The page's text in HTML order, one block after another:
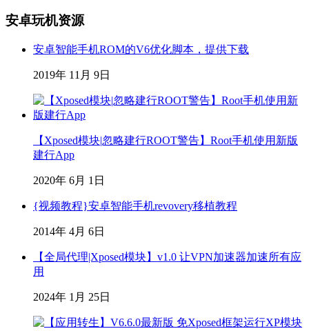
安卓玩机资源
安卓智能手机ROM的V6优化脚本，提供下载
2019年 11月 9日
【Xposed模块|忽略建行ROOT警告】Root手机使用新版
建行App
2020年 6月 1日
{视频教程}安卓智能手机revovery移植教程
2014年 4月 6日
【全局代理|Xposed模块】v1.0 让VPN加速器加速所有应
用
2024年 1月 25日